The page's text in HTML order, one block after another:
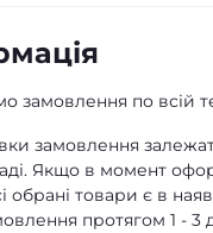
замовлення по всій
замовлення
Якщо в момент
обрані товари є в
протягом 1 - 3